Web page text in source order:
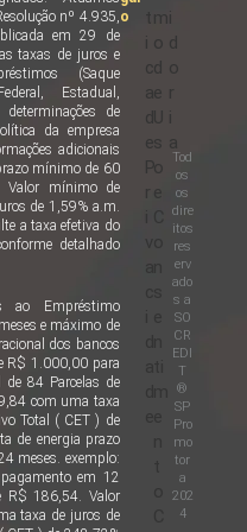
nº 4.935,
em 29 de
taxas de juros e
(Saque
Estadual,
de
da empresa
adicionais
mínimo de 60
Valor mínimo de
de 1,59% a.m.
a taxa efetiva do
detalhado
ao Empréstimo
e máximo de
dos bancos
R$ 1.000,00 para
84 Parcelas de
com uma taxa
Total ( CET ) de
de energia prazo
meses. exemplo:
em 12
R$ 186,54. Valor
taxa de juros de
o
i
c
a
d
e
P
r
m
o
d
e
U
s
o
e
i
d
o
r
i
a
Tod
os
os
dire
itos
res
erv
ado
s a
SO
CR
EDI
T
®
SP
Pro
mo
tor
a
202
4